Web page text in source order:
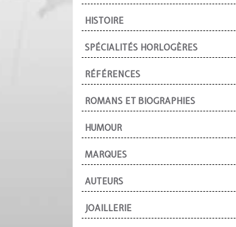
HISTOIRE
SPÉCIALITÉS HORLOGÈRES
RÉFÉRENCES
ROMANS ET BIOGRAPHIES
HUMOUR
MARQUES
AUTEURS
JOAILLERIE